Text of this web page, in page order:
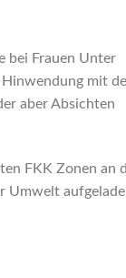
bei Frauen Unter
Hinwendung mit
aber Absichten
FKK Zonen an
Umwelt